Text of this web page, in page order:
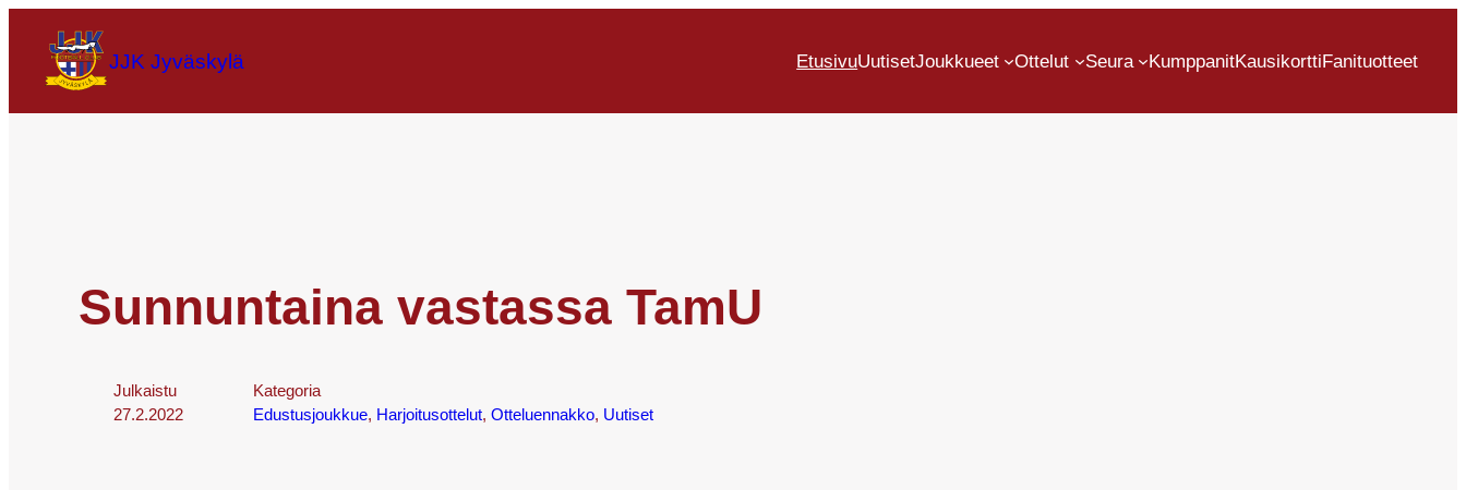
JJK Jyväskylä EtusivuUutisetJoukkueet Ottelut Seura KumppanitKausikorttiFanituotteet
Sunnuntaina vastassa TamU
Julkaistu
27.2.2022
Kategoria
Edustusjoukkue, Harjoitusottelut, Otteluennakko, Uutiset